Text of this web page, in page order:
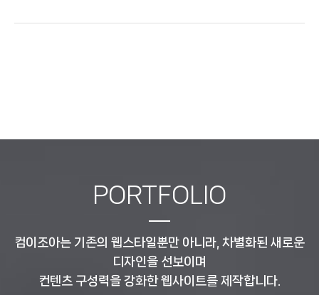
PORTFOLIO
컴이조아는 기존의 웹스타일뿐만 아니라, 차별화된 새로운
디자인을 선보이며
컨텐츠 구성력을 강화한 웹사이트를 제작합니다.